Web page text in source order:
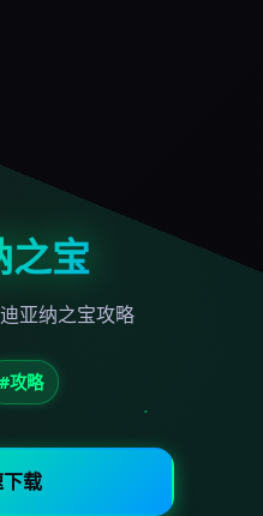
之宝
亚纳之宝攻略
#攻略
载